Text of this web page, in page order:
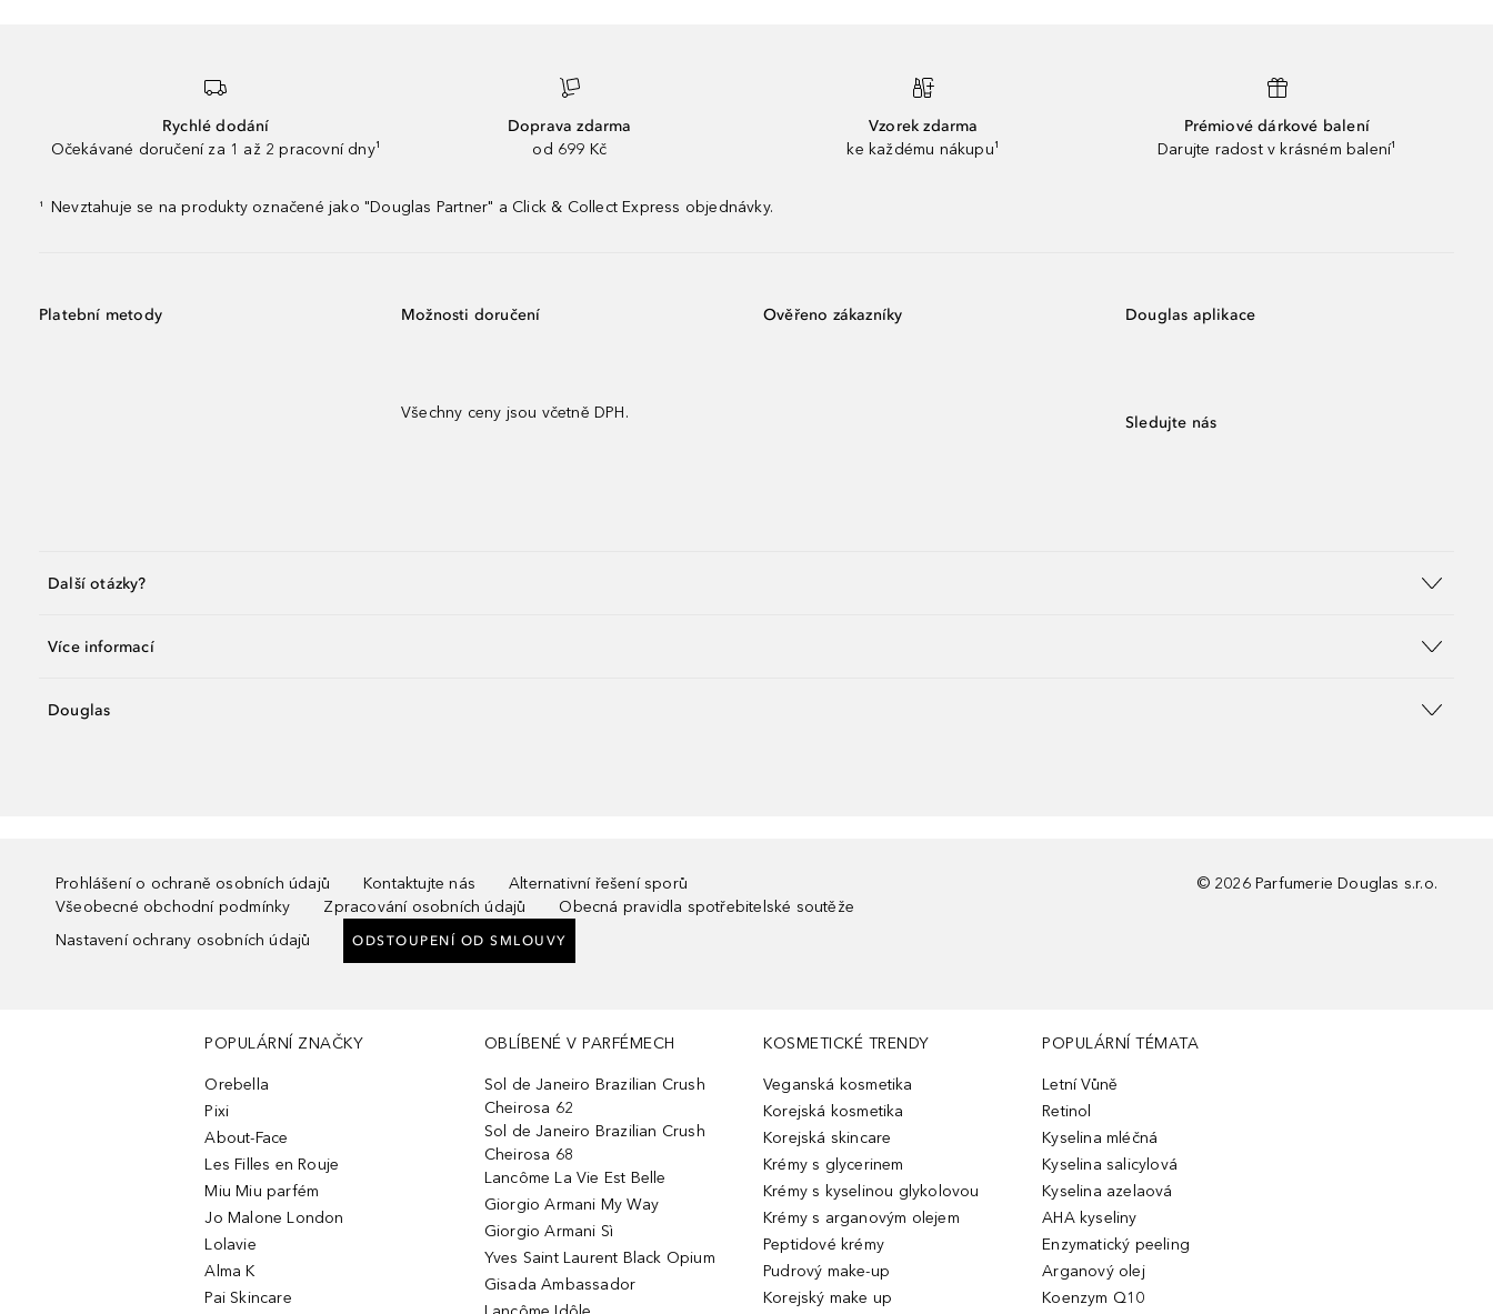
Rychlé dodání
Očekávané doručení za 1 až 2 pracovní dny¹
Doprava zdarma
od 699 Kč
Vzorek zdarma
ke každému nákupu¹
Prémiové dárkové balení
Darujte radost v krásném balení¹
¹ Nevztahuje se na produkty označené jako "Douglas Partner" a Click & Collect Express objednávky.
Platební metody Možnosti doručení
Všechny ceny jsou včetně DPH.
Ověřeno zákazníky Douglas aplikace
Sledujte nás
Další otázky?
Více informací
Douglas
Prohlášení o ochraně osobních údajů Kontaktujte nás
Alternativní řešení sporů
Všeobecné obchodní podmínky
Zpracování osobních údajů
Obecná pravidla spotřebitelské soutěže
Nastavení ochrany osobních údajů
ODSTOUPENÍ OD SMLOUVY
© 2026 Parfumerie Douglas s.r.o.
POPULÁRNÍ ZNAČKY
Orebella
Pixi
About-Face
Les Filles en Rouje
Miu Miu parfém
Jo Malone London
Lolavie
Alma K
Pai Skincare
OBLÍBENÉ V PARFÉMECH
Sol de Janeiro Brazilian Crush
Cheirosa 62
Sol de Janeiro Brazilian Crush
Cheirosa 68
Lancôme La Vie Est Belle
Giorgio Armani My Way
Giorgio Armani Sì
Yves Saint Laurent Black Opium
Gisada Ambassador
KOSMETICKÉ TRENDY
Veganská kosmetika
Korejská kosmetika
Korejská skincare
Krémy s glycerinem
Krémy s kyselinou glykolovou
Krémy s arganovým olejem
Peptidové krémy
Pudrový make-up
Korejský make up
POPULÁRNÍ TÉMATA
Letní Vůně
Retinol
Kyselina mléčná
Kyselina salicylová
Kyselina azelaová
AHA kyseliny
Enzymatický peeling
Arganový olej
Koenzym Q10